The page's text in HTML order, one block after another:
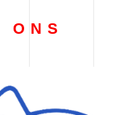
ONS